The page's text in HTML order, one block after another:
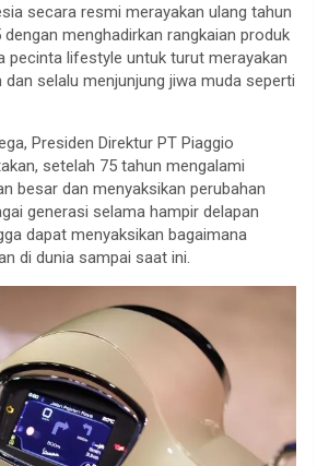
secara resmi merayakan ulang tahun
menghadirkan rangkaian produk
pecinta lifestyle untuk turut merayakan
selalu menjunjung jiwa muda seperti
Presiden Direktur PT Piaggio
setelah 75 tahun mengalami
besar dan menyaksikan perubahan
generasi selama hampir delapan
dapat menyaksikan bagaimana
di dunia sampai saat ini.